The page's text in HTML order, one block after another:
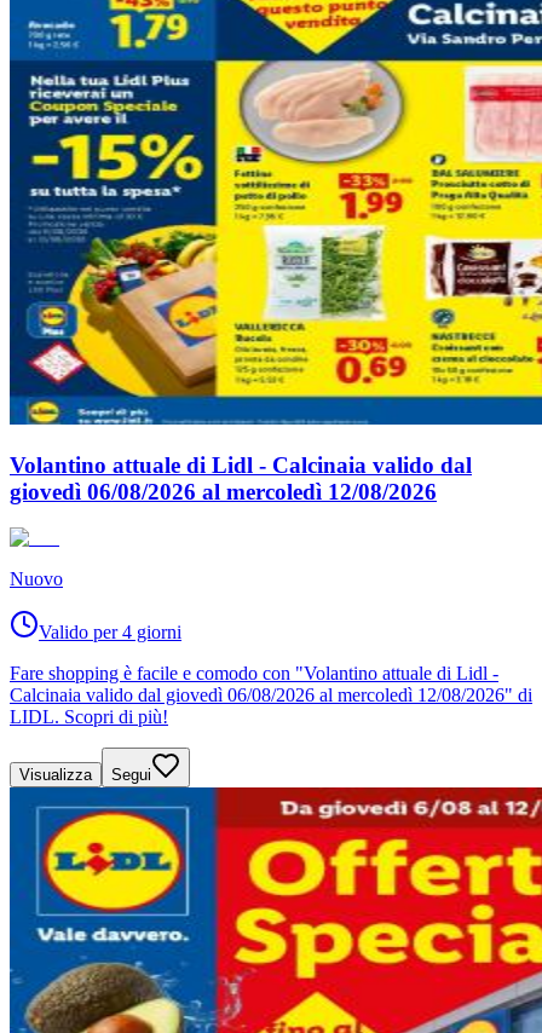
Volantino attuale di Lidl - Calcinaia valido dal
giovedì 06/08/2026 al mercoledì 12/08/2026
Nuovo
Valido per 4 giorni
Fare shopping è facile e comodo con "Volantino attuale di Lidl -
Calcinaia valido dal giovedì 06/08/2026 al mercoledì 12/08/2026" di
LIDL. Scopri di più!
Visualizza Segui